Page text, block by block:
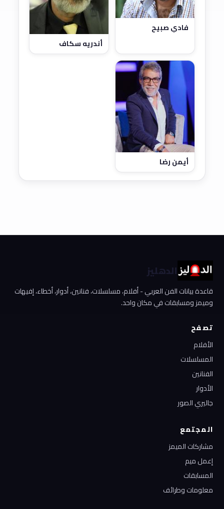
فادي صبيح
أندريه سكاف
أيمن رضا
الدهليز
قاعدة بيانات الفن العربي - أفلام، مسلسلات، فنانين، أدوار، أخطاء، إفيهات
وميمز ومسابقات في مكان واحد.
تصفح
الأفلام
المسلسلات
الفنانين
الأدوار
جاليري الصور
المجتمع
مشاركات الميمز
إعمل ميم
المسابقات
معلومات وطرائف